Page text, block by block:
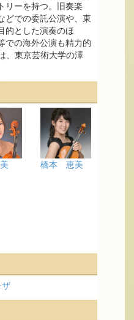
リーを持つ。旧奏楽
どでの委託公演や、東
的とした演奏のほ
での海外公演も精力的
、東京芸術大学の澤
橋本 恵美
ザ